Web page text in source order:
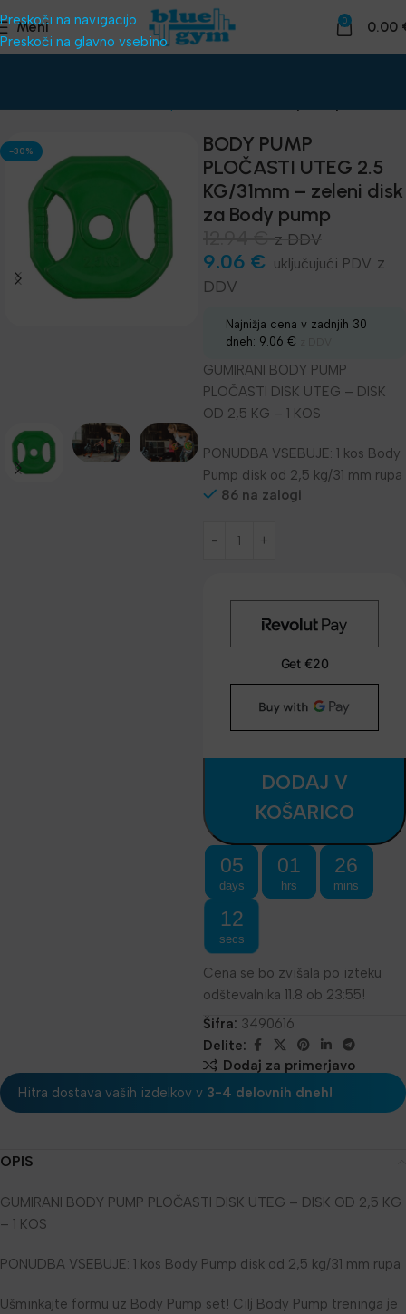
Preskoči na navigacijo
Preskoči na glavno vsebino
Meni 0 0.00
-30%
BODY PUMP
PLOČASTI UTEG 2.5
KG/31mm – zeleni disk
za Body pump
z DDV
9.06 €
z
DDV
Najnižja cena v zadnjih 30
dneh: 9.06 €
GUMIRANI BODY PUMP
PLOČASTI DISK UTEG – DISK
OD 2,5 KG – 1 KOS
PONUDBA VSEBUJE: 1 kos Body
Pump disk od 2,5 kg/31 mm rupa
86 na zalogi
DODAJ V
KOŠARICO
05
days
01
hrs
26
mins
11
secs
Cena se bo zvišala po izteku
odštevalnika 11.8 ob 23:55!
Šifra: 3490616
Delite:
Dodaj za primerjavo
Hitra dostava vaših izdelkov v 3-4 delovnih dneh!
OPIS
GUMIRANI BODY PUMP PLOČASTI DISK UTEG – DISK OD 2,5 KG
– 1 KOS
PONUDBA VSEBUJE: 1 kos Body Pump disk od 2,5 kg/31 mm rupa
Ušminkajte formu uz Body Pump set! Cilj Body Pump treninga je